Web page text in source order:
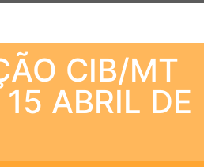
CIB/MT
ABRIL DE